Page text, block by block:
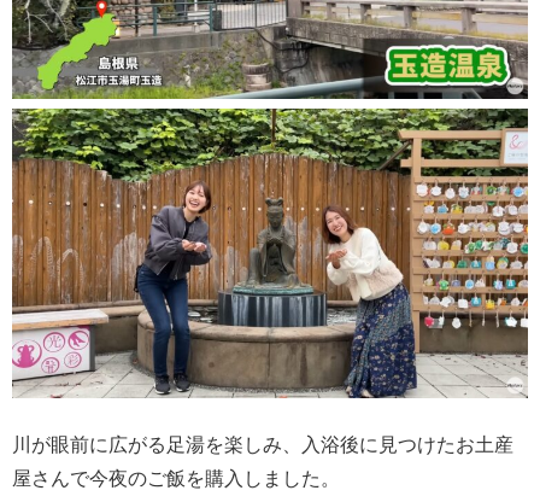
川が眼前に広がる足湯を楽しみ、入浴後に見つけたお土産
屋さんで今夜のご飯を購入しました。